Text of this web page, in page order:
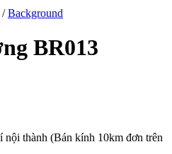
/ Background
BR013
thành (Bán kính 10km đơn trên